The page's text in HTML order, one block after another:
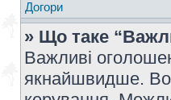
Догори
» Що таке
Важливі
якнайшвидше.